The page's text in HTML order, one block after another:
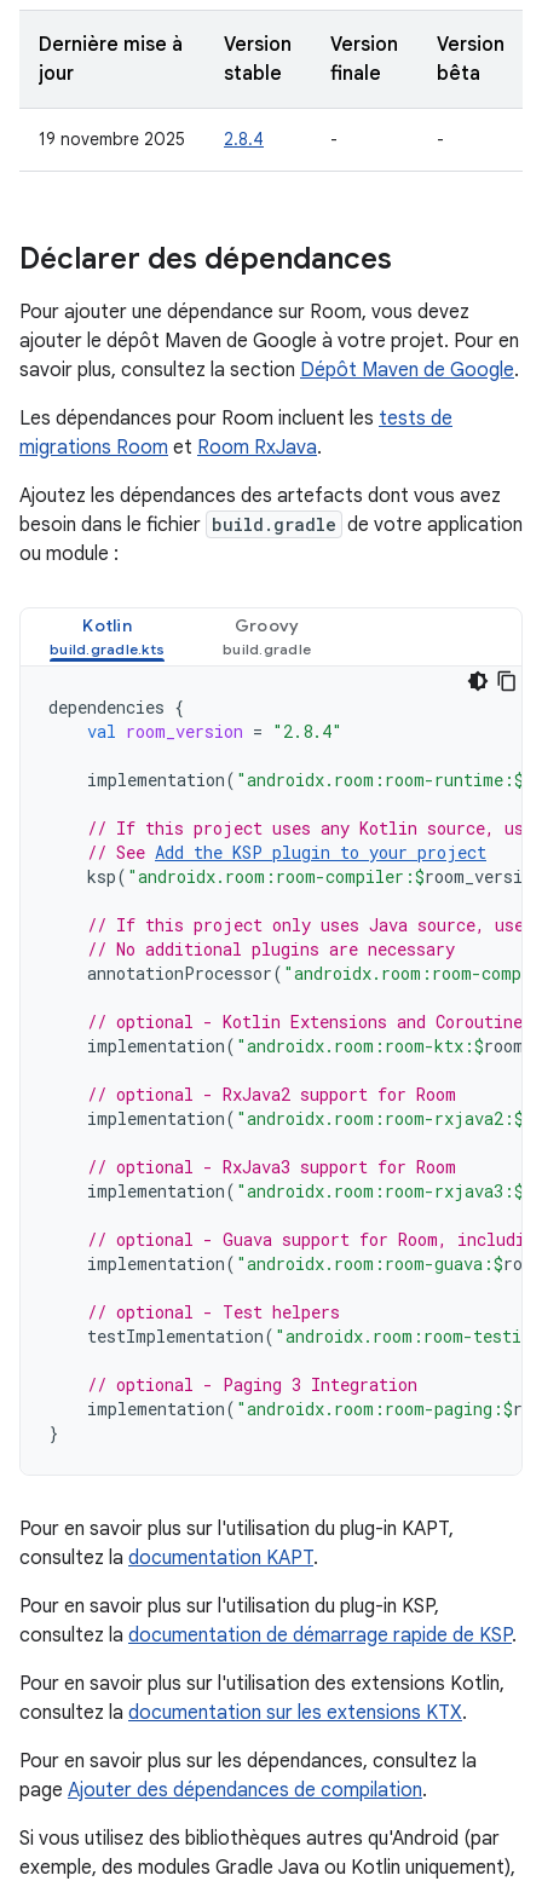
Dernière mise à
jour
Version
stable
Version
finale
Version
bêta
19 novembre 2025 2.8.4 - -
Déclarer des dépendances
Pour ajouter une dépendance sur Room, vous devez
ajouter le dépôt Maven de Google à votre projet. Pour en
savoir plus, consultez la section Dépôt Maven de Google.
Les dépendances pour Room incluent les tests de
migrations Room et Room RxJava.
Ajoutez les dépendances des artefacts dont vous avez
besoin dans le fichier build.gradle de votre application
ou module :
Kotlin Groovy
dependencies {
val room_version = "2.8.4"
implementation( "androidx.room:room-runtime:$
// If this project uses any Kotlin source, use
// See Add the KSP plugin to your project
ksp( "androidx.room:room-compiler:$room_version
// If this project only uses Java source, use
// No additional plugins are necessary
annotationProcessor( "androidx.room:room-
// optional - Kotlin Extensions and Coroutines
implementation( "androidx.room:room-ktx:$
// optional - RxJava2 support for Room
implementation( "androidx.room:room-rxjava2:$
// optional - RxJava3 support for Room
implementation( "androidx.room:room-rxjava3:$
// optional - Guava support for Room,
implementation( "androidx.room:room-guava:$
// optional - Test helpers
testImplementation( "androidx.room:room-
// optional - Paging 3 Integration
implementation( "androidx.room:room-paging:$
}
Pour en savoir plus sur l'utilisation du plug-in KAPT,
consultez la documentation KAPT.
Pour en savoir plus sur l'utilisation du plug-in KSP,
consultez la documentation de démarrage rapide de KSP.
Pour en savoir plus sur l'utilisation des extensions Kotlin,
consultez la documentation sur les extensions KTX.
Pour en savoir plus sur les dépendances, consultez la
page Ajouter des dépendances de compilation.
Si vous utilisez des bibliothèques autres qu'Android (par
exemple, des modules Gradle Java ou Kotlin uniquement),